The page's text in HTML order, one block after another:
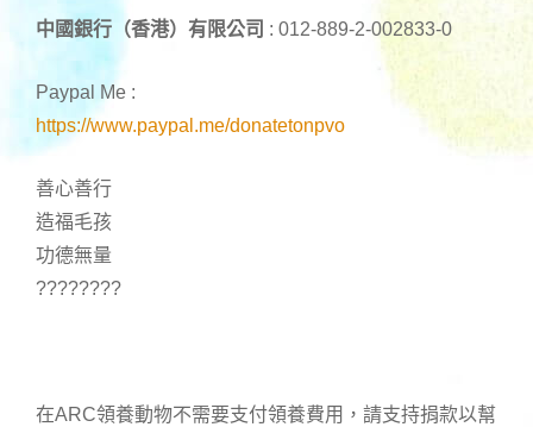
中國銀行（香港）有限公司 : 012-889-2-002833-0
Paypal Me :
https://www.paypal.me/donatetonpvo
善心善行
造福毛孩
功德無量
????????
在ARC領養動物不需要支付領養費用，請支持捐款以幫